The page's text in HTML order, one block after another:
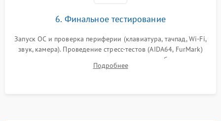
6. Финальное тестирование
Запуск ОС и проверка периферии (клавиатура, тачпад, Wi-Fi,
звук, камера). Проведение стресс-тестов (AIDA64, FurMark)
для контроля температурного режима и стабильности
системы под пиковой нагрузкой.
Подробнее